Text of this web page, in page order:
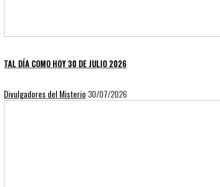
TAL DÍA COMO HOY 30 DE JULIO 2026
Divulgadores del Misterio 30/07/2026